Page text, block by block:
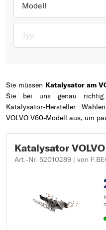
Modell
Typ
Sie müssen Katalysator am
Sie bei uns genau
Katalysator-Hersteller.
VOLVO V60-Modell aus, um
Katalysator
Art.-Nr. 52010289 | von